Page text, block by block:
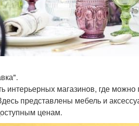
интерьерных магазинов, где
представлены мебель и
ценам.